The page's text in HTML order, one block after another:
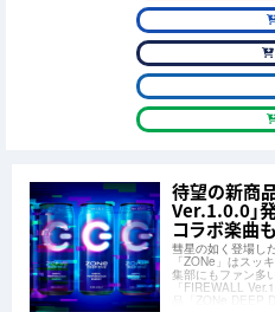
待望の新商
Ver.1.0.0」
コラボ楽曲
彗星の如く登場し
「ZONe」はスッ
集部にもファン多
「FIREWALL
品「ZONe DEEP